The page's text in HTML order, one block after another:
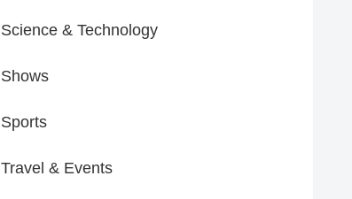
Science & Technology
Shows
Sports
Travel & Events